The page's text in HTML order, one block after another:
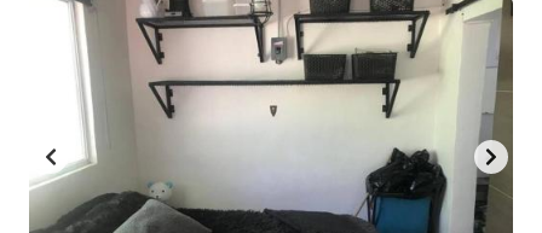
the
question
mark
get
the
question
mark
get